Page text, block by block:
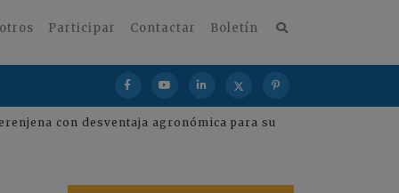
Participar Contactar Boletín
con desventaja agronómica para su